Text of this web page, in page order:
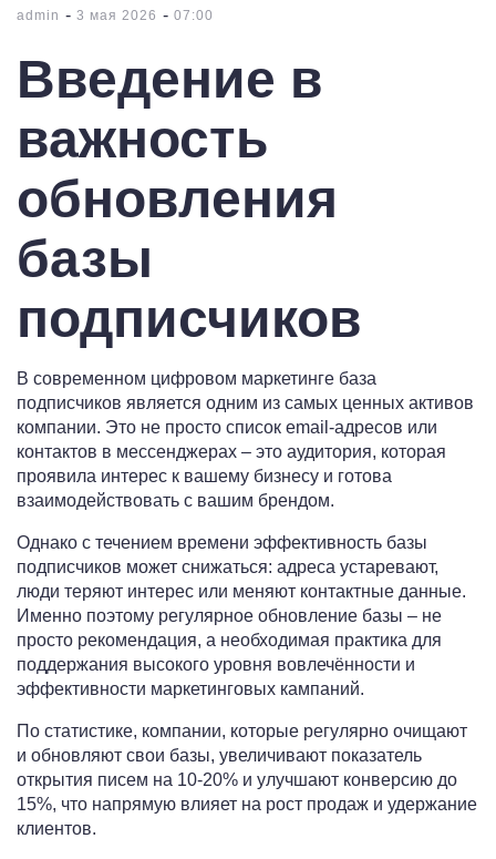
admin - 3 мая 2026 - 07:00
Введение в
важность
обновления
базы
подписчиков
В современном цифровом маркетинге база
подписчиков является одним из самых ценных активов
компании. Это не просто список email-адресов или
контактов в мессенджерах – это аудитория, которая
проявила интерес к вашему бизнесу и готова
взаимодействовать с вашим брендом.
Однако с течением времени эффективность базы
подписчиков может снижаться: адреса устаревают,
люди теряют интерес или меняют контактные данные.
Именно поэтому регулярное обновление базы – не
просто рекомендация, а необходимая практика для
поддержания высокого уровня вовлечённости и
эффективности маркетинговых кампаний.
По статистике, компании, которые регулярно очищают
и обновляют свои базы, увеличивают показатель
открытия писем на 10-20% и улучшают конверсию до
15%, что напрямую влияет на рост продаж и удержание
клиентов.